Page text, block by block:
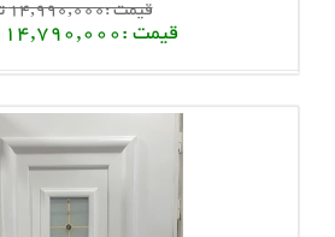
قیمت :14,990,000 تومان
قیمت :14,790,000 تومان